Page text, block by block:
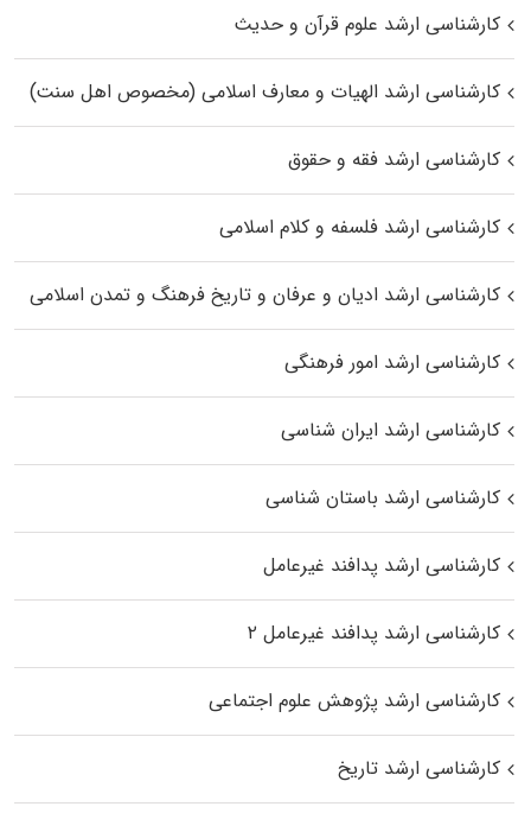
کارشناسی ارشد علوم قرآن و حدیث
کارشناسی ارشد الهیات و معارف اسلامی (مخصوص اهل سنت)
کارشناسی ارشد فقه و حقوق
کارشناسی ارشد فلسفه و کلام اسلامی
کارشناسی ارشد ادیان و عرفان و تاریخ فرهنگ و تمدن اسلامی
کارشناسی ارشد امور فرهنگی
کارشناسی ارشد ایران شناسی
کارشناسی ارشد باستان شناسی
کارشناسی ارشد پدافند غیرعامل
کارشناسی ارشد پدافند غیرعامل ۲
کارشناسی ارشد پژوهش علوم اجتماعی
کارشناسی ارشد تاریخ